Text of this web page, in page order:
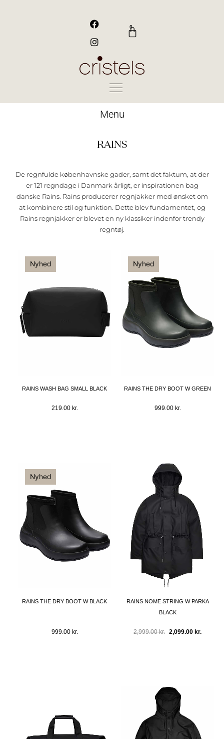
F
a
c
e
b
o
I
n
s
t
a
g
0
Kurv
Menu
RAINS
De regnfulde københavnske gader, samt det faktum, at der
er 121 regndage i Danmark årligt, er inspirationen bag
danske Rains. Rains producerer regnjakker med ønsket om
at kombinere stil og funktion. Dette blev fundamentet, og
Rains regnjakker er blevet en ny klassiker indenfor trendy
regntøj.
Nyhed
RAINS WASH BAG SMALL BLACK
219.00 kr.
Nyhed
RAINS THE DRY BOOT W GREEN
999.00 kr.
Nyhed
RAINS THE DRY BOOT W BLACK
999.00 kr.
RAINS NOME STRING W PARKA
BLACK
2,999.00kr.
oprindelige
var:
2,099.00kr.
aktuelle